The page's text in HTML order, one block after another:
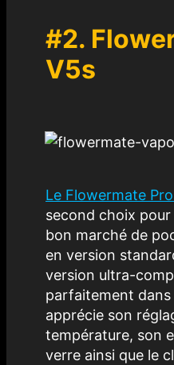
#2.
V5s
Le Flowermate
second choix
bon marché de
en version
version ultra-
parfaitement dans
apprécie son
température, son
verre ainsi que le